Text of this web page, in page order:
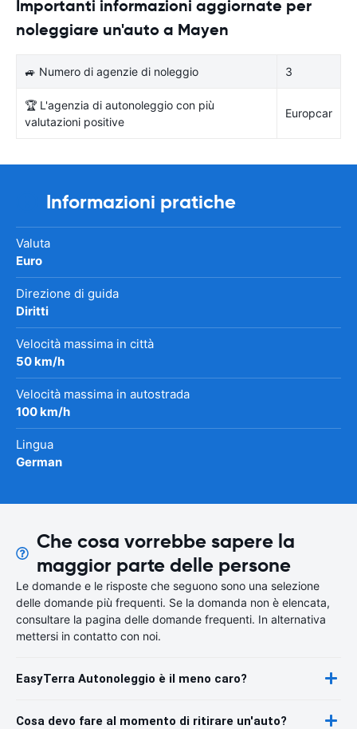
Importanti informazioni aggiornate per
noleggiare un'auto a Mayen
🚙 Numero di agenzie di noleggio 3
🏆 L'agenzia di autonoleggio con più
valutazioni positive
Europcar
Informazioni pratiche
Valuta
Euro
Direzione di guida
Diritti
Velocità massima in città
50 km/h
Velocità massima in autostrada
100 km/h
Lingua
German
Che cosa vorrebbe sapere la
maggior parte delle persone
Le domande e le risposte che seguono sono una selezione
delle domande più frequenti. Se la domanda non è elencata,
consultare la pagina delle domande frequenti. In alternativa
mettersi in contatto con noi.
EasyTerra Autonoleggio è il meno caro?
Cosa devo fare al momento di ritirare un'auto?